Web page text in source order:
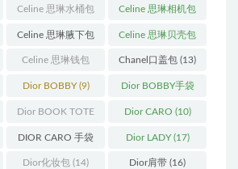
(14) (18)
Celine 思琳水桶包
(55)
Celine 思琳相机包
(11)
Celine 思琳腋下包
(10)
Celine 思琳贝壳包
(12)
Celine 思琳钱包
(10)
Chanel口盖包 (13)
Dior BOBBY(9) Dior BOBBY手袋
(26)
Dior BOOK TOTE
手袋(163)
Dior CARO (10)
DIOR CARO 手袋
(31)
Dior LADY(17)
Dior化妆包 (14) Dior肩带 (16)